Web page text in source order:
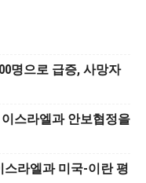
명으로 급증, 사망자
스라엘과 안보협정을
라엘과 미국-이란 평